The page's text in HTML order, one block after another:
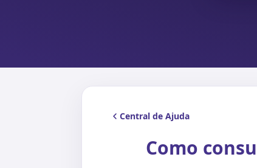
Central de Ajuda
Como